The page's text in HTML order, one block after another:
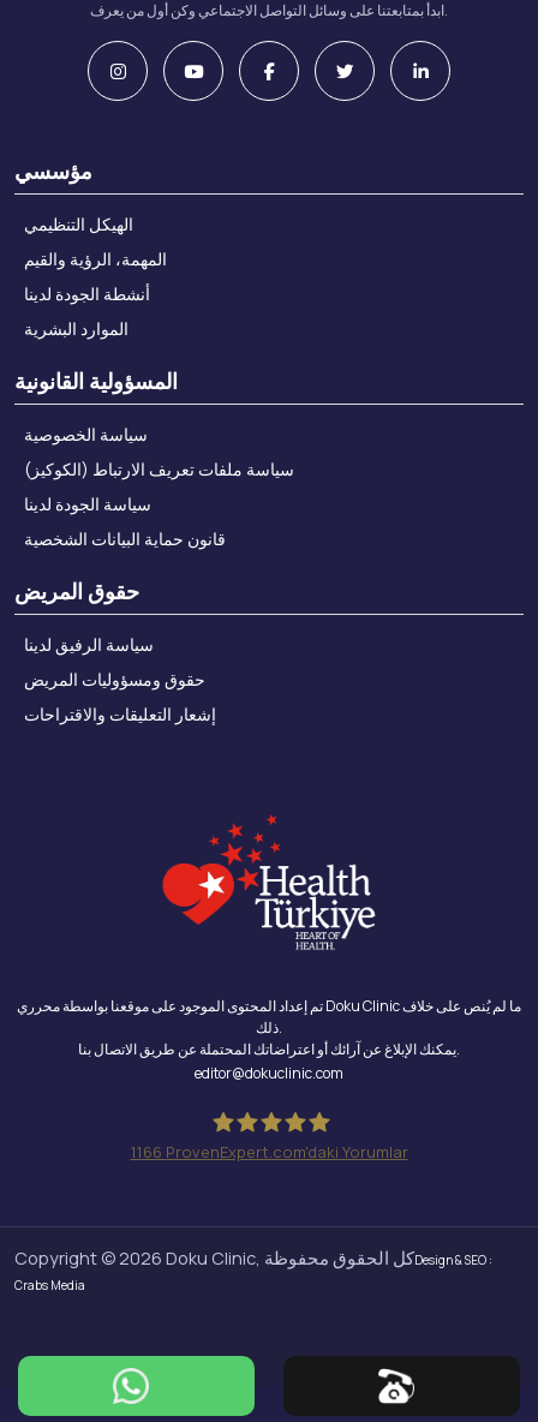
ابدأ بمتابعتنا على وسائل التواصل الاجتماعي وكن أول من يعرف.
مؤسسي
الهيكل التنظيمي
المهمة، الرؤية والقيم
أنشطة الجودة لدينا
الموارد البشرية
المسؤولية القانونية
سياسة الخصوصية
سياسة ملفات تعريف الارتباط (الكوكيز)
سياسة الجودة لدينا
قانون حماية البيانات الشخصية
حقوق المريض
سياسة الرفيق لدينا
حقوق ومسؤوليات المريض
إشعار التعليقات والاقتراحات
تم إعداد المحتوى الموجود على موقعنا بواسطة محرري Doku Clinic ما لم يُنص على خلاف
ذلك.
يمكنك الإبلاغ عن آرائك أو اعتراضاتك المحتملة عن طريق الاتصال بنا.
editor@dokuclinic.com
1166 ProvenExpert.com'daki Yorumlar
Copyright © 2026 Doku Clinic, كل الحقوق محفوظةDesign & SEO :
Crabs Media